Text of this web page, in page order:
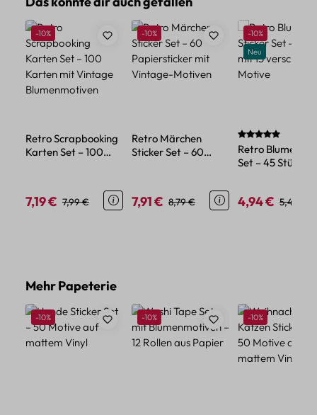
Rabatt
-10%
Retro Scrapbooking
Karten Set – 100
Verkaufspreis:
7,19 € Regulärer Preis:
7,99 €
Rabatt
-10%
Retro Märchen
Sticker Set – 60
Verkaufspreis:
7,91 € Regulärer Preis:
8,79 €
Rabatt
-10%
Neu
Retro Blumen
Set – 45 Stück
Verkaufspreis:
4,94 € 5,49 €
Produktgalerie überspringen
Mehr Papeterie
Rabatt
-10% Rabatt
-10% Rabatt
-10%